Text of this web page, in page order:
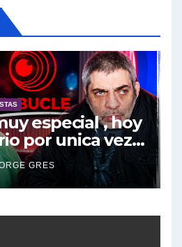
especial , hoy
por unica vez .
en vivo sobran
te esperamos
3/8/2026
GRES